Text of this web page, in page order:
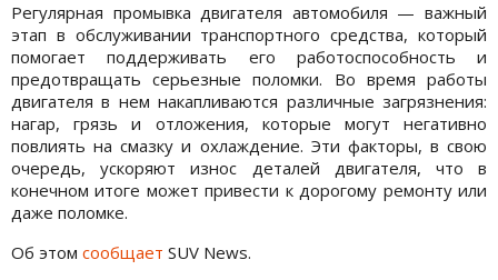
Регулярная промывка двигателя автомобиля — важный
этап в обслуживании транспортного средства, который
помогает поддерживать его работоспособность и
предотвращать серьезные поломки. Во время работы
двигателя в нем накапливаются различные загрязнения:
нагар, грязь и отложения, которые могут негативно
повлиять на смазку и охлаждение. Эти факторы, в свою
очередь, ускоряют износ деталей двигателя, что в
конечном итоге может привести к дорогому ремонту или
даже поломке.
Об этом сообщает SUV News.